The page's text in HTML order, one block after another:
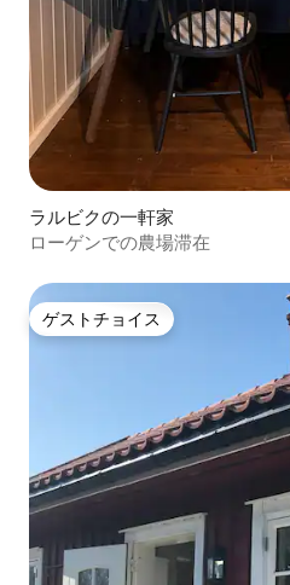
ラルビクの一軒家
ローゲンでの農場滞在
ゲストチョイス
ゲストチョイス